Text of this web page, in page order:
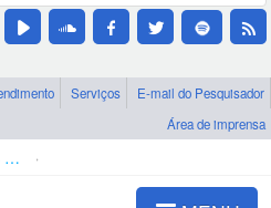
Serviços
E-mail do Pesquisador
Área de imprensa
Bolsas e Auxílios Vigentes